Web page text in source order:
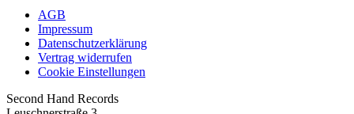
AGB
Impressum
Datenschutzerklärung
Vertrag widerrufen
Cookie Einstellungen
Second Hand Records